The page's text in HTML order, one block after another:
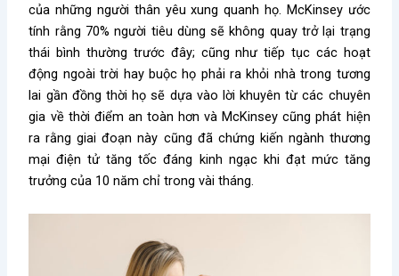
của những người thân yêu xung quanh họ. McKinsey ước
tính rằng 70% người tiêu dùng sẽ không quay trở lại trạng
thái bình thường trước đây; cũng như tiếp tục các hoạt
động ngoài trời hay buộc họ phải ra khỏi nhà trong tương
lai gần đồng thời họ sẽ dựa vào lời khuyên từ các chuyên
gia về thời điểm an toàn hơn và McKinsey cũng phát hiện
ra rằng giai đoạn này cũng đã chứng kiến ngành thương
mại điện tử tăng tốc đáng kinh ngạc khi đạt mức tăng
trưởng của 10 năm chỉ trong vài tháng.